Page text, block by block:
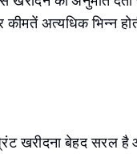
कीमतें अत्यधिक भिन्न
खरीदना बेहद सरल है